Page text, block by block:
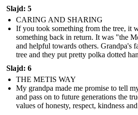
Slajd: 5
CARING AND SHARING
If you took something from the tree, it
something back in return. It was "the
and helpful towards others. Grandpa's
tree and they put pretty polka dotted
Slajd: 6
THE METIS WAY
My grandpa made me promise to tell
and pass on to future generations the
values of honesty, respect, kindness